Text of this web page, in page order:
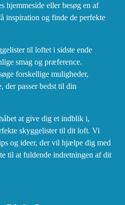
hjemmeside eller besøg en af
inspiration og finde de perfekte
til loftet i sidste ende
smag og præference.
forskellige muligheder,
der passer bedst til din
at give dig et indblik i,
skyggelister til dit loft. Vi
og ideer, der vil hjælpe dig med
til at fuldende indretningen af dit